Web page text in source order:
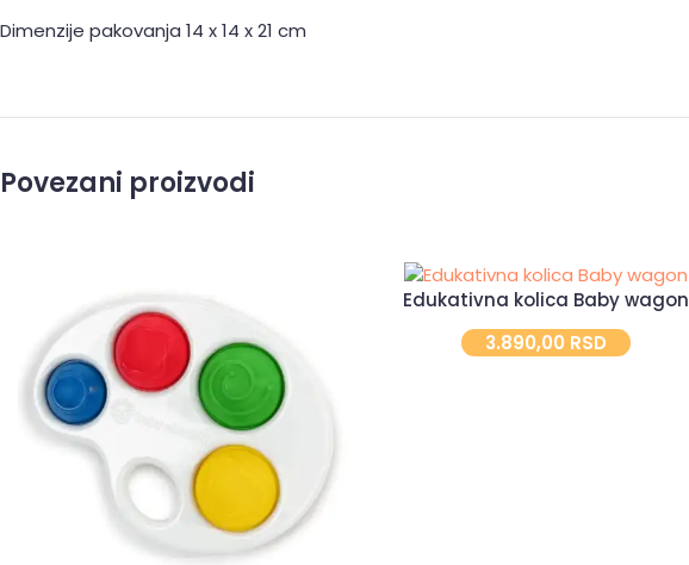
Dimenzije pakovanja 14 x 14 x 21 cm
Povezani proizvodi
Edukativna kolica Baby wagon
3.890,00 RSD